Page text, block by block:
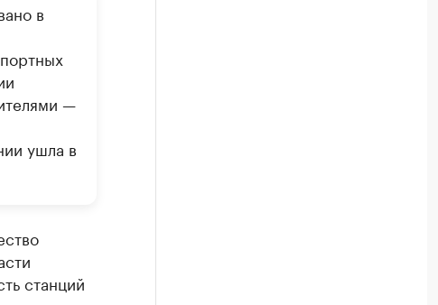
в
—
ушла в
станций